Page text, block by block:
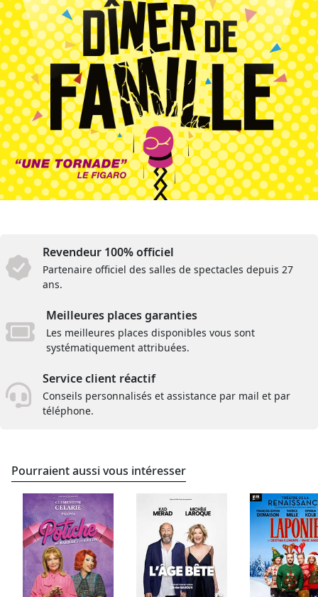
Revendeur 100% officiel
Partenaire officiel des salles de spectacles depuis 27
ans.
Meilleures places garanties
Les meilleures places disponibles vous sont
systématiquement attribuées.
Service client réactif
Conseils personnalisés et assistance par mail et par
téléphone.
Pourraient aussi vous intéresser